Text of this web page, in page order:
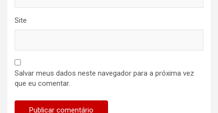
Site
Salvar meus dados neste navegador para a próxima vez
que eu comentar.